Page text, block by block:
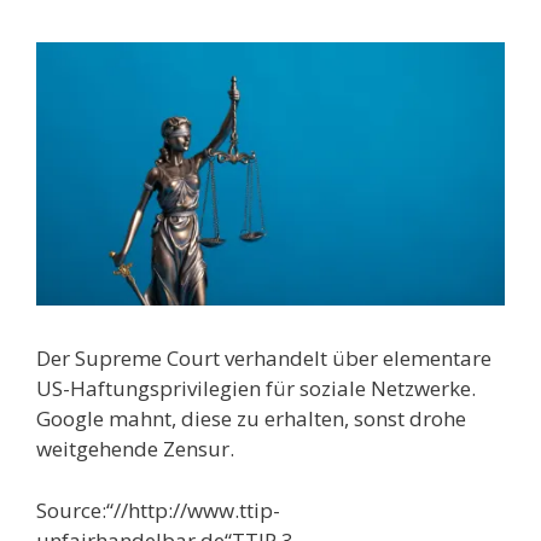
Der Supreme Court verhandelt über elementare
US-Haftungsprivilegien für soziale Netzwerke.
Google mahnt, diese zu erhalten, sonst drohe
weitgehende Zensur.
Source:“//http://www.ttip-